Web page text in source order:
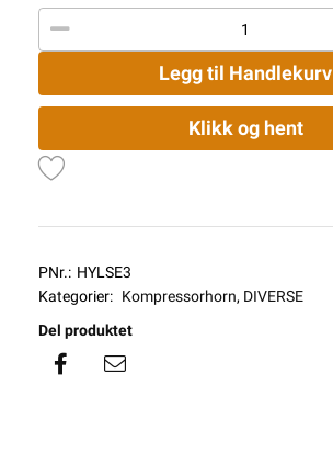
Legg til Handlekurv
Klikk og hent
PNr.: HYLSE3
Kategorier: Kompressorhorn, DIVERSE
Del produktet